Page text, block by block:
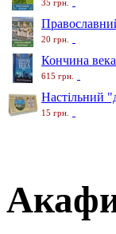
35 грн.
20 грн.
Кончина века
615 грн.
Настільний
15 грн.